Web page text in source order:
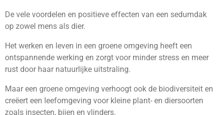
De vele voordelen en positieve effecten van een sedumdak
op zowel mens als dier.
Het werken en leven in een groene omgeving heeft een
ontspannende werking en zorgt voor minder stress en meer
rust door haar natuurlijke uitstraling.
Maar een groene omgeving verhoogt ook de biodiversiteit en
creëert een leefomgeving voor kleine plant- en diersoorten
zoals insecten, bijen en vlinders.